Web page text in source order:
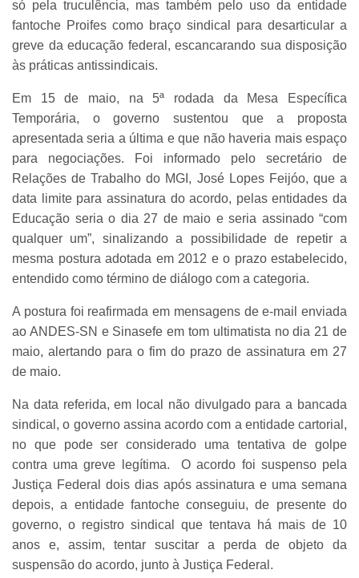
só pela truculência, mas também pelo uso da entidade
fantoche Proifes como braço sindical para desarticular a
greve da educação federal, escancarando sua disposição
às práticas antissindicais.
Em 15 de maio, na 5ª rodada da Mesa Específica
Temporária, o governo sustentou que a proposta
apresentada seria a última e que não haveria mais espaço
para negociações. Foi informado pelo secretário de
Relações de Trabalho do MGI, José Lopes Feijóo, que a
data limite para assinatura do acordo, pelas entidades da
Educação seria o dia 27 de maio e seria assinado “com
qualquer um”, sinalizando a possibilidade de repetir a
mesma postura adotada em 2012 e o prazo estabelecido,
entendido como término de diálogo com a categoria.
A postura foi reafirmada em mensagens de e-mail enviada
ao ANDES-SN e Sinasefe em tom ultimatista no dia 21 de
maio, alertando para o fim do prazo de assinatura em 27
de maio.
Na data referida, em local não divulgado para a bancada
sindical, o governo assina acordo com a entidade cartorial,
no que pode ser considerado uma tentativa de golpe
contra uma greve legítima. O acordo foi suspenso pela
Justiça Federal dois dias após assinatura e uma semana
depois, a entidade fantoche conseguiu, de presente do
governo, o registro sindical que tentava há mais de 10
anos e, assim, tentar suscitar a perda de objeto da
suspensão do acordo, junto à Justiça Federal.